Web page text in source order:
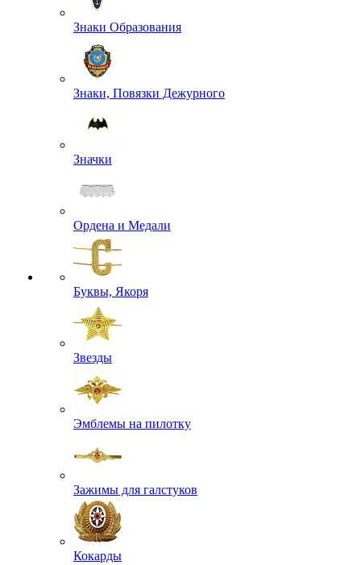
Знаки Образования
Знаки, Повязки Дежурного
Значки
Ордена и Медали
Буквы, Якоря
Звезды
Эмблемы на пилотку
Зажимы для галстуков
Кокарды